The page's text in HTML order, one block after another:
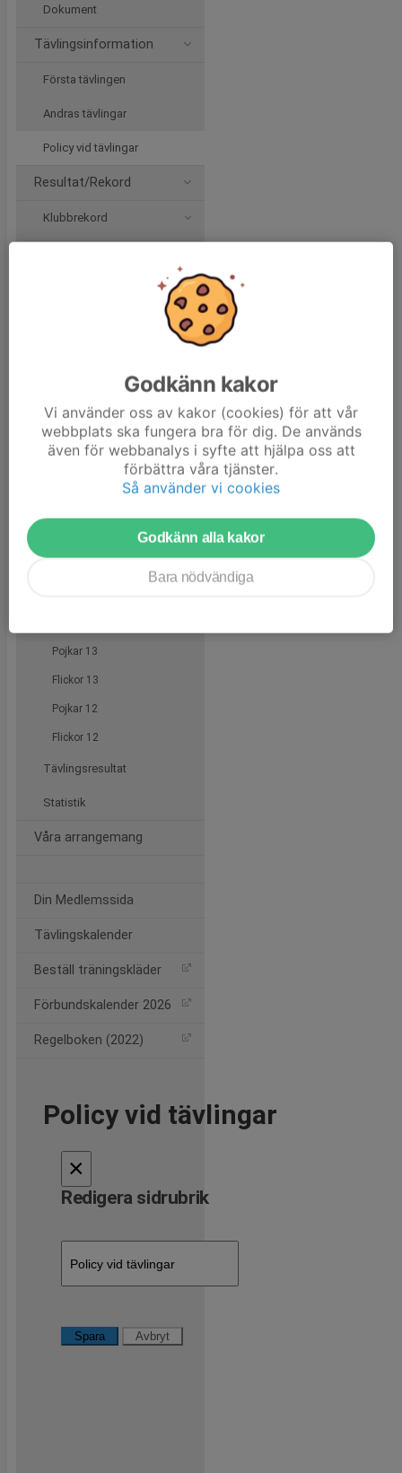
Dokument
Tävlingsinformation
Första tävlingen
Andras tävlingar
Policy vid tävlingar
Resultat/Rekord
Klubbrekord
Pojkar 17
Flickor 17
Pojkar 13
Flickor 13
Pojkar 12
Flickor 12
Tävlingsresultat
Statistik
Våra arrangemang
Din Medlemssida
Tävlingskalender
Beställ träningskläder
Förbundskalender 2026
Regelboken (2022)
Policy vid tävlingar
×
Redigera sidrubrik
Spara Avbryt
Godkänn kakor
Vi använder oss av kakor (cookies) för att vår
webbplats ska fungera bra för dig. De används
även för webbanalys i syfte att hjälpa oss att
förbättra våra tjänster.
Så använder vi cookies
Godkänn alla kakor
Bara nödvändiga